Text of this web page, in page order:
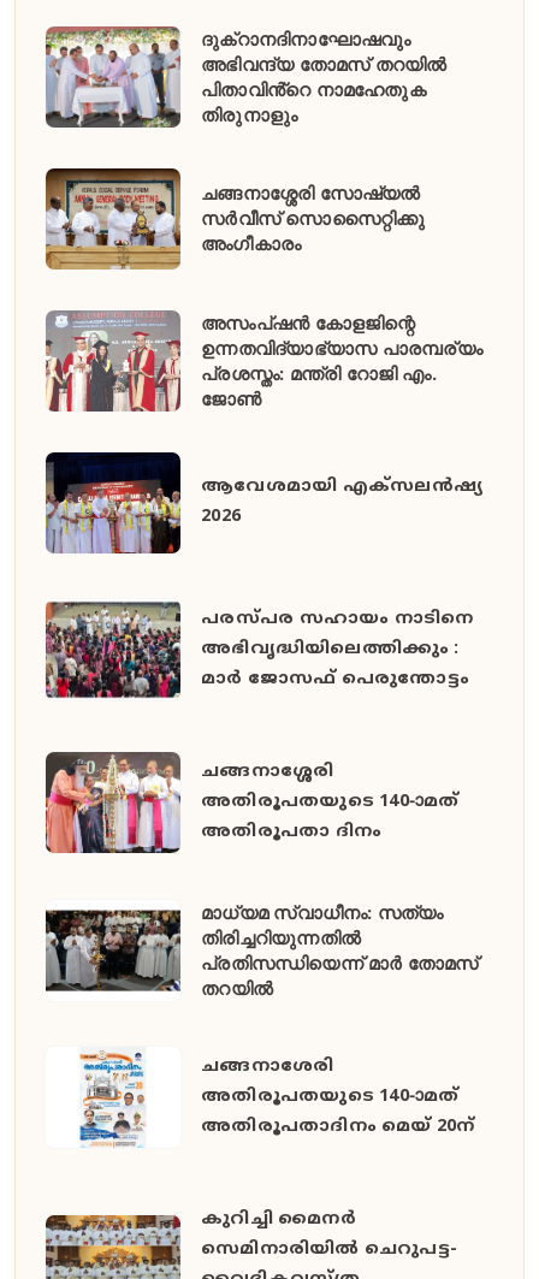
ദുക്റാനദിനാഘോഷവും
അഭിവന്ദ്യ തോമസ് തറയിൽ
പിതാവിൻ്റെ നാമഹേതുക
തിരുനാളും
ചങ്ങനാശ്ശേരി സോഷ്യൽ
സർവീസ് സൊസൈറ്റിക്കു
അംഗീകാരം
അസംപ്ഷൻ കോളജിന്റെ
ഉന്നതവിദ്യാഭ്യാസ പാരമ്പര്യം
പ്രശസ്തം: മന്ത്രി റോജി എം.
ജോൺ
ആവേശമായി എക്സലൻഷ്യ
2026
പരസ്പര സഹായം നാടിനെ
അഭിവൃദ്ധിയിലെത്തിക്കും :
മാർ ജോസഫ് പെരുന്തോട്ടം
ചങ്ങനാശ്ശേരി
അതിരൂപതയുടെ 140-ാമത്
അതിരൂപതാ ദിനം
മാധ്യമ സ്വാധീനം: സത്യം
തിരിച്ചറിയുന്നതിൽ
പ്രതിസന്ധിയെന്ന് മാർ തോമസ്
തറയിൽ
ചങ്ങനാശേരി
അതിരൂപതയുടെ 140-ാമത്
അതിരൂപതാദിനം മെയ് 20ന്
കുറിച്ചി മൈനർ
സെമിനാരിയിൽ ചെറുപട്ട-